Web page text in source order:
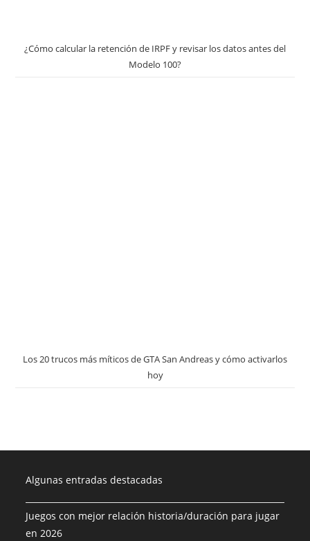
¿Cómo calcular la retención de IRPF y revisar los datos antes del
Modelo 100?
Los 20 trucos más míticos de GTA San Andreas y cómo activarlos
hoy
Algunas entradas destacadas
Juegos con mejor relación historia/duración para jugar
en 2026